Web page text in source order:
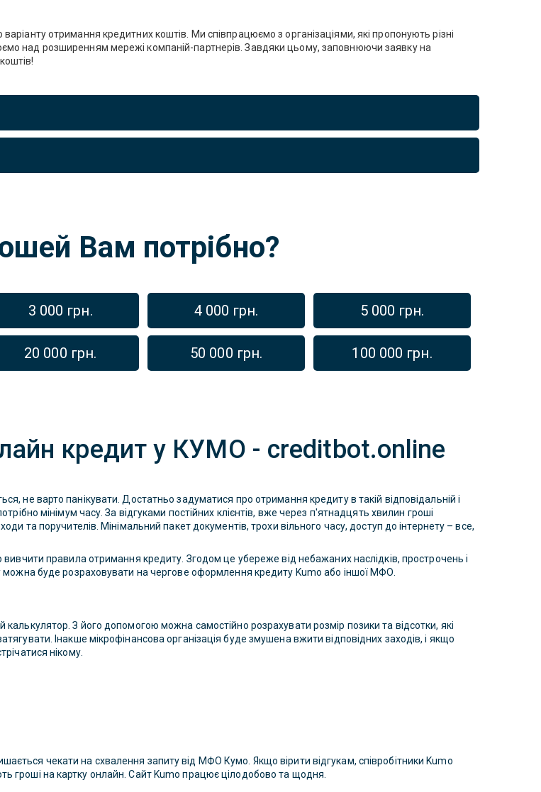
отримання кредитних коштів. Ми співпрацюємо з організаціями, які пропонують різні
над розширенням мережі компаній-партнерів. Завдяки цьому, заповнюючи заявку на
Вам потрібно?
3 000 грн. 4 000 грн. 5 000 грн.
20 000 грн. 50 000 грн. 100 000 грн.
кредит у КУМО - creditbot.online
не варто панікувати. Достатньо задуматися про отримання кредиту в такій відповідальній і
мінімум часу. За відгуками постійних клієнтів, вже через п'ятнадцять хвилин гроші
та поручителів. Мінімальний пакет документів, трохи вільного часу, доступ до інтернету – все,
вивчити правила отримання кредиту. Згодом це убереже від небажаних наслідків, прострочень і
можна буде розраховувати на чергове оформлення кредиту Kumo або іншої МФО.
З його допомогою можна самостійно розрахувати розмір позики та відсотки, які
Інакше мікрофінансова організація буде змушена вжити відповідних заходів, і якщо
нікому.
чекати на схвалення запиту від МФО Кумо. Якщо вірити відгукам, співробітники Kumo
гроші на картку онлайн. Сайт Kumo працює цілодобово та щодня.